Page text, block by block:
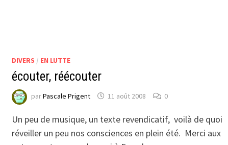
DIVERS / EN LUTTE
écouter, réécouter
parPascale Prigent 11 août 2008 0
Un peu de musique, un texte revendicatif, voilà de quoi
réveiller un peu nos consciences en plein été. Merci aux